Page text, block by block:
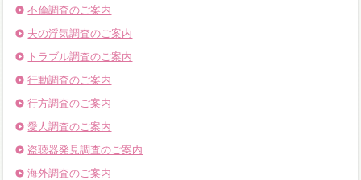
不倫調査のご案内
夫の浮気調査のご案内
トラブル調査のご案内
行動調査のご案内
行方調査のご案内
愛人調査のご案内
盗聴器発見調査のご案内
海外調査のご案内